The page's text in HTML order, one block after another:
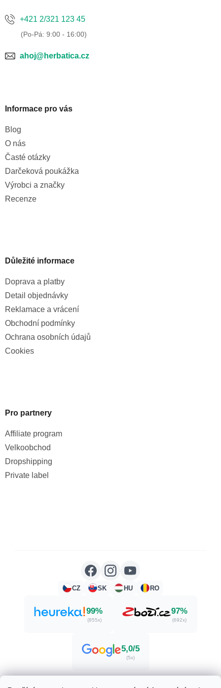
+421 2/321 123 45
ahoj@herbatica.cz
Informace pro vás
Blog
O nás
Časté otázky
Darčeková poukážka
Výrobci a značky
Recenze
Důležité informace
Doprava a platby
Detail objednávky
Reklamace a vrácení
Obchodní podmínky
Ochrana osobních údajů
Cookies
Pro partnery
Affiliate program
Velkoobchod
Dropshipping
Private label
CZ SK HU RO
99%
(855x)
97%
(692x)
5,0/5
(5x)